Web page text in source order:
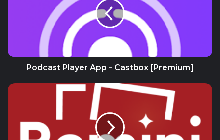
The Sims™ Mobile (Unlimited Money)
26 July, 2023
Zero City: base-building games (MOD
Menu, High Damage/Defense)
26 July, 2023
Land of Legends: Island
games (Unlimited Energy)
Podcast Player App – Castbox [Premium]